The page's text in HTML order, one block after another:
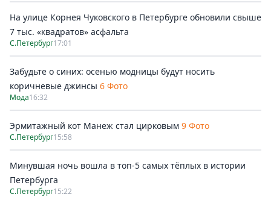
На улице Корнея Чуковского в Петербурге обновили свыше
7 тыс. «квадратов» асфальта
С.Петербург17:01
Забудьте о синих: осенью модницы будут носить
коричневые джинсы 6 Фото
Мода16:32
Эрмитажный кот Манеж стал цирковым 9 Фото
С.Петербург15:58
Минувшая ночь вошла в топ-5 самых тёплых в истории
Петербурга
С.Петербург15:22